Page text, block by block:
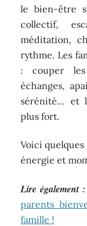
le bien-être
collectif,
méditation,
rythme. Les
: couper
échanges,
sérénité… et
plus fort.
Voici
énergie et
Lire également :
parents
famille !